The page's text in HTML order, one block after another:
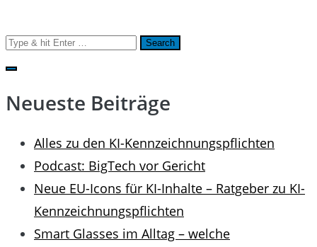
Search
for:
Neueste Beiträge
Alles zu den KI-Kennzeichnungspflichten
Podcast: BigTech vor Gericht
Neue EU-Icons für KI-Inhalte – Ratgeber zu KI-
Kennzeichnungspflichten
Smart Glasses im Alltag – welche